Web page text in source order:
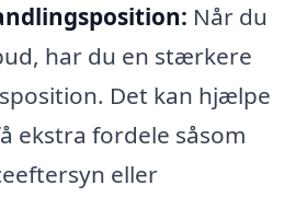
Når du
har du en stærkere
Det kan hjælpe
ekstra fordele såsom
eller